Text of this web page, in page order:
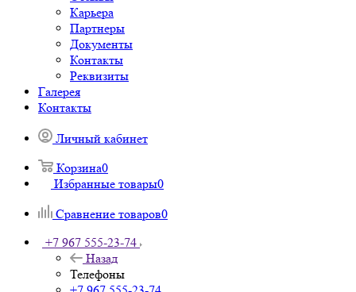
Карьера
Партнеры
Документы
Контакты
Реквизиты
Галерея
Контакты
Личный кабинет
Корзина0
Избранные товары0
Сравнение товаров0
+7 967 555-23-74
Назад
Телефоны